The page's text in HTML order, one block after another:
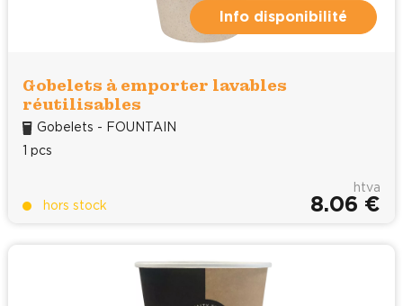
Info disponibilité
Gobelets à emporter lavables
réutilisables
Gobelets - FOUNTAIN
1 pcs
hors stock
htva
8.06 €